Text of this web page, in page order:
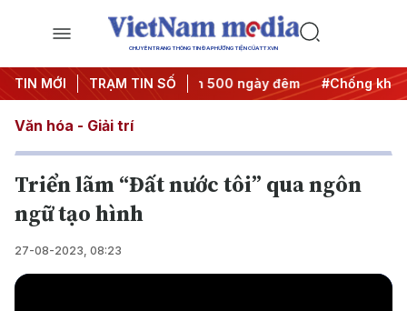
CHUYÊN TRANG THÔNG TIN ĐA PHƯƠNG TIỆN CỦA TTXVN
TIN MỚI TRẠM TIN SỐ
động #Chiến dịch 500 ngày đêm #Chống khai thác
Văn hóa - Giải trí
Triển lãm “Đất nước tôi” qua ngôn
ngữ tạo hình
27-08-2023, 08:23